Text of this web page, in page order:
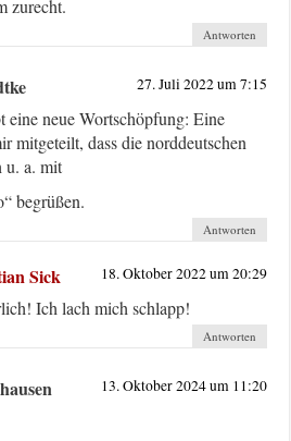
zurecht.
Antworten
27. Juli 2022 um 7:15
eine neue Wortschöpfung: Eine
mitgeteilt, dass die norddeutschen
u. a. mit
begrüßen.
Antworten
Sick 18. Oktober 2022 um 20:29
Ich lach mich schlapp!
Antworten
13. Oktober 2024 um 11:20